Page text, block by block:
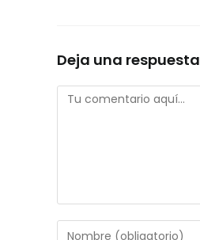
Deja una respuesta
Comentario
Introduce